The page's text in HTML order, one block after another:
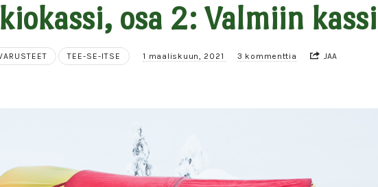
osa 2: Valmiin
TEE-SE-ITSE 1 maaliskuun, 2021 3 kommenttia JAA